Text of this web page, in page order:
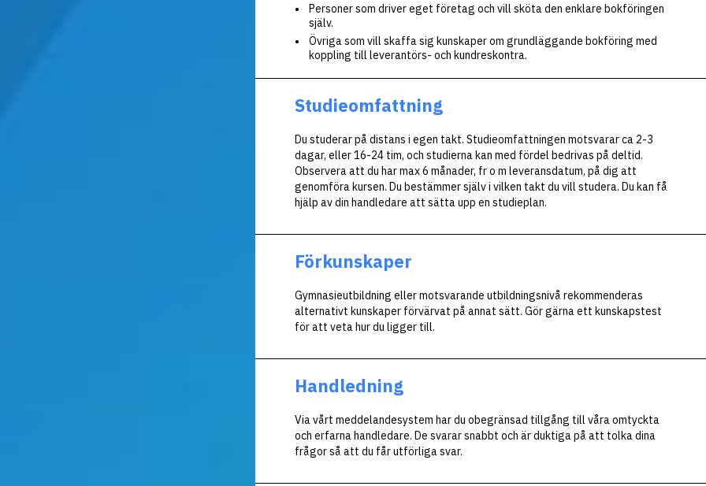
Personer som driver eget företag och vill sköta den enklare bokföringen
själv.
Övriga som vill skaffa sig kunskaper om grundläggande bokföring med
koppling till leverantörs- och kundreskontra.
Studieomfattning
Du studerar på distans i egen takt. Studieomfattningen motsvarar ca 2-3
dagar, eller 16-24 tim, och studierna kan med fördel bedrivas på deltid.
Observera att du har max 6 månader, fr o m leveransdatum, på dig att
genomföra kursen. Du bestämmer själv i vilken takt du vill studera. Du kan få
hjälp av din handledare att sätta upp en studieplan.
Förkunskaper
Gymnasieutbildning eller motsvarande utbildningsnivå rekommenderas
alternativt kunskaper förvärvat på annat sätt. Gör gärna ett kunskapstest
för att veta hur du ligger till.
Handledning
Via vårt meddelandesystem har du obegränsad tillgång till våra omtyckta
och erfarna handledare. De svarar snabbt och är duktiga på att tolka dina
frågor så att du får utförliga svar.